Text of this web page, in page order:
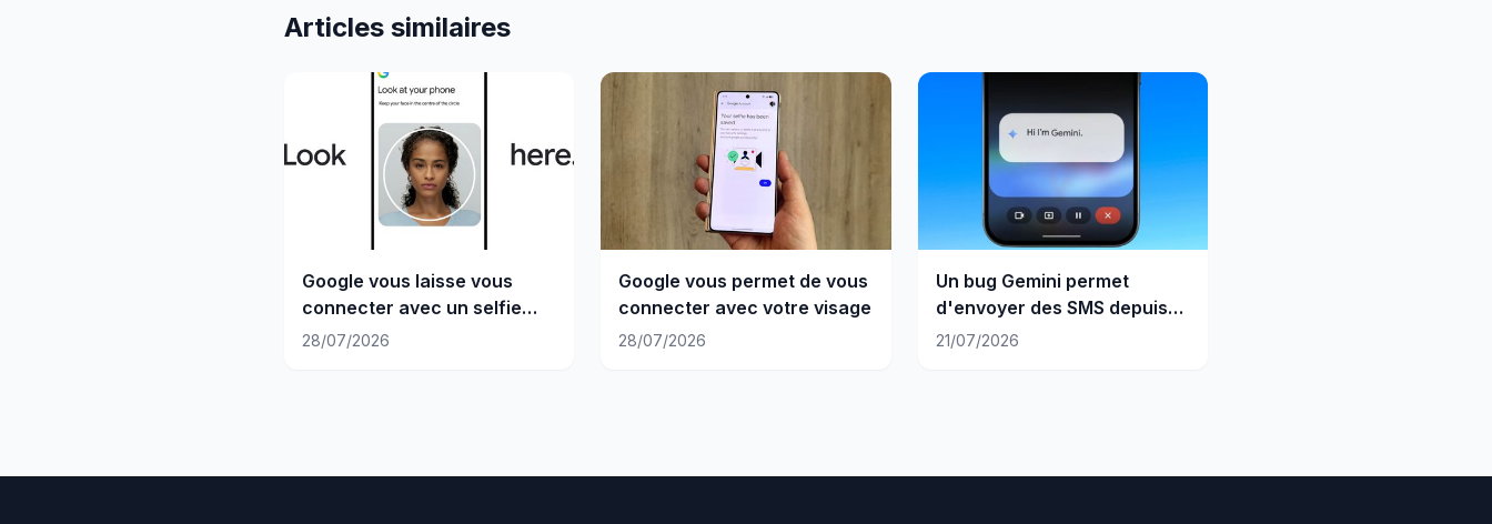
Articles similaires
Google vous laisse vous
connecter avec un selfie
vidéo
28/07/2026
Google vous permet de vous
connecter avec votre visage
28/07/2026
Un bug Gemini permet
d'envoyer des SMS depuis
un Android verrouillé
21/07/2026